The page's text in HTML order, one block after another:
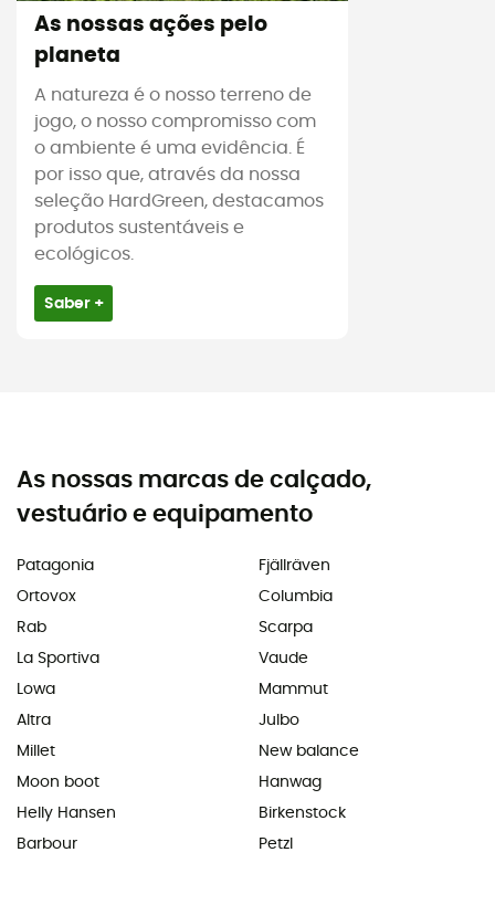
As nossas ações pelo
planeta
A natureza é o nosso terreno de
jogo, o nosso compromisso com
o ambiente é uma evidência. É
por isso que, através da nossa
seleção HardGreen, destacamos
produtos sustentáveis e
ecológicos.
Saber +
As nossas marcas de calçado,
vestuário e equipamento
Patagonia
Ortovox
Rab
La Sportiva
Lowa
Altra
Millet
Moon boot
Helly Hansen
Barbour
Fjällräven
Columbia
Scarpa
Vaude
Mammut
Julbo
New balance
Hanwag
Birkenstock
Petzl